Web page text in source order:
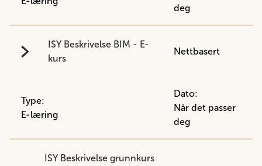
deg
ISY Beskrivelse BIM - E-
kurs
Nettbasert
Type:
E-læring
Dato:
Når det passer
deg
ISY Beskrivelse grunnkurs